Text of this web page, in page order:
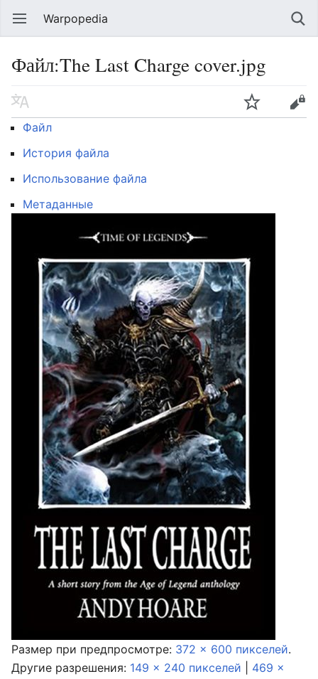
Warpopedia
Файл:The Last Charge cover.jpg
Файл
История файла
Использование файла
Метаданные
Размер при предпросмотре: 372 × 600 пикселей.
Другие разрешения: 149 × 240 пикселей
469 ×